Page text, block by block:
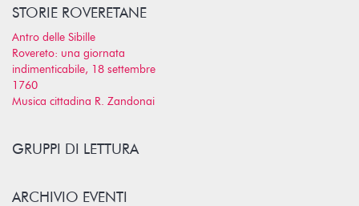
STORIE ROVERETANE
Antro delle Sibille
Rovereto: una giornata
indimenticabile, 18 settembre
1760
Musica cittadina R. Zandonai
GRUPPI DI LETTURA
ARCHIVIO EVENTI